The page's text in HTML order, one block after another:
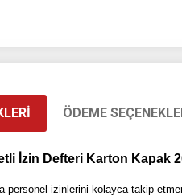
ÖDEME
İzin Defteri Karton Kapak
personel izinlerini kolayca takip